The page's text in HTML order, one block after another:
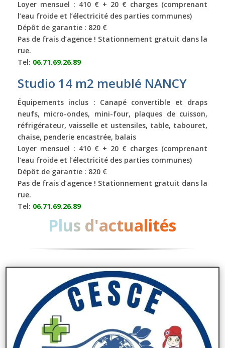
Loyer mensuel : 410 € + 20 € charges (comprenant
l’eau froide et l’électricité des parties communes)
Dépôt de garantie : 820 €
Pas de frais d’agence ! Stationnement gratuit dans la
rue.
Tel: 06.71.69.26.89
Studio 14 m2 meublé NANCY
Équipements inclus : Canapé convertible et draps
neufs, micro-ondes, mini-four, plaques de cuisson,
réfrigérateur, vaisselle et ustensiles, table, tabouret,
chaise, penderie encastrée, balais
Loyer mensuel : 410 € + 20 € charges (comprenant
l’eau froide et l’électricité des parties communes)
Dépôt de garantie : 820 €
Pas de frais d’agence ! Stationnement gratuit dans la
rue.
Tel: 06.71.69.26.89
Plus d'actualités